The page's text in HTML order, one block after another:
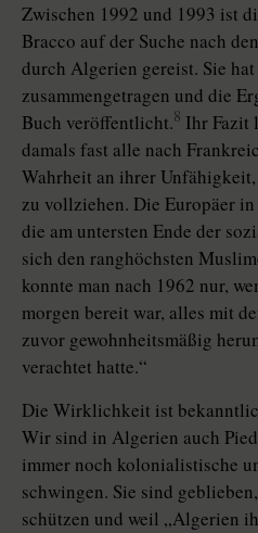
Zwischen 1992 und 1993 ist
Bracco auf der Suche nach
durch Algerien gereist. Sie
zusammengetragen und die
Buch veröffentlicht.8 Ihr Fazit
damals fast alle nach
Wahrheit an ihrer
zu vollziehen. Die Europäer
die am untersten Ende der
sich den ranghöchsten
konnte man nach 1962 nur,
morgen bereit war, alles mit
zuvor gewohnheitsmäßig
verachtet hatte.“
Die Wirklichkeit ist
Wir sind in Algerien auch
immer noch kolonialistische
schwingen. Sie sind
schützen und weil „Algerien